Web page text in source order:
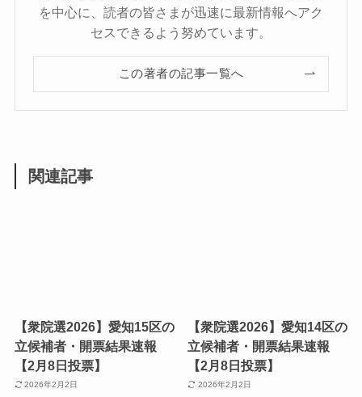
を中心に、読者の皆さまが迅速に最新情報へアク
セスできるよう努めています。
この著者の記事一覧へ
関連記事
【衆院選2026】愛知15区の
立候補者・開票結果速報
【2月8日投票】
2026年2月2日
【衆院選2026】愛知14区の
立候補者・開票結果速報
【2月8日投票】
2026年2月2日